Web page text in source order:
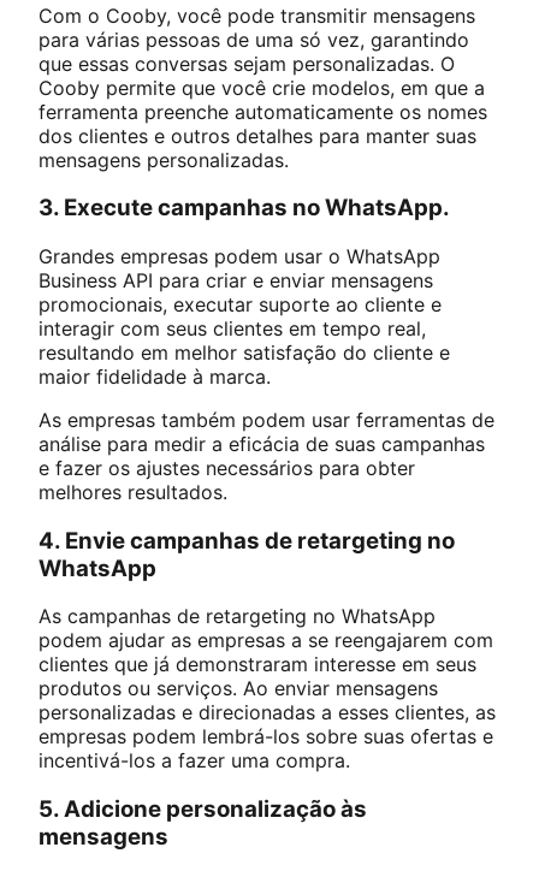
Com o Cooby, você pode transmitir mensagens
para várias pessoas de uma só vez, garantindo
que essas conversas sejam personalizadas. O
Cooby permite que você crie modelos, em que a
ferramenta preenche automaticamente os nomes
dos clientes e outros detalhes para manter suas
mensagens personalizadas.
3. Execute campanhas no WhatsApp.
Grandes empresas podem usar o WhatsApp
Business API para criar e enviar mensagens
promocionais, executar suporte ao cliente e
interagir com seus clientes em tempo real,
resultando em melhor satisfação do cliente e
maior fidelidade à marca.
As empresas também podem usar ferramentas de
análise para medir a eficácia de suas campanhas
e fazer os ajustes necessários para obter
melhores resultados.
4. Envie campanhas de retargeting no
WhatsApp
As campanhas de retargeting no WhatsApp
podem ajudar as empresas a se reengajarem com
clientes que já demonstraram interesse em seus
produtos ou serviços. Ao enviar mensagens
personalizadas e direcionadas a esses clientes, as
empresas podem lembrá-los sobre suas ofertas e
incentivá-los a fazer uma compra.
5. Adicione personalização às
mensagens